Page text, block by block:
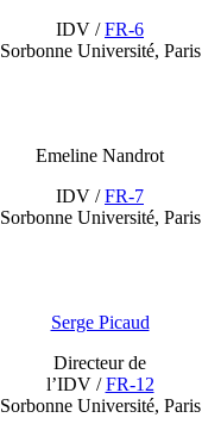
IDV /FR-6
Sorbonne Université, Paris
Emeline Nandrot
IDV /FR-7
Sorbonne Université, Paris
Serge Picaud
Directeur de
l’IDV /FR-12
Sorbonne Université, Paris